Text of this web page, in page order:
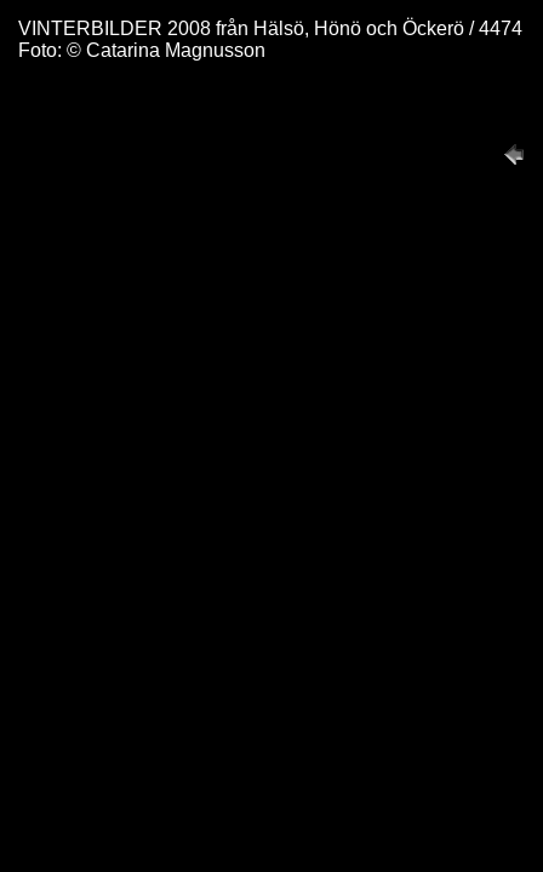
VINTERBILDER 2008 från Hälsö, Hönö och Öckerö / 4474
Foto: © Catarina Magnusson